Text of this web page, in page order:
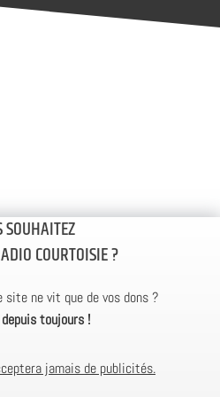
SOUHAITEZ
COURTOISIE ?
site ne vit que de vos dons ?
depuis toujours !
jamais de publicités.